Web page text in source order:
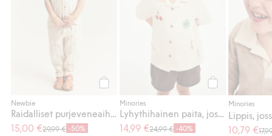
Newbie
15,00 €29,99 € -50%
Minories
14,99 €24,99 € -40%
Minories
10,79 €